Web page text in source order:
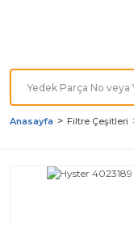
Anasayfa Filtre Çeşitleri